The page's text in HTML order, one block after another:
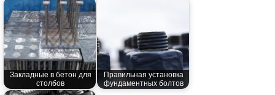
Закладные в бетон для
столбов
Правильная установка
фундаментных болтов